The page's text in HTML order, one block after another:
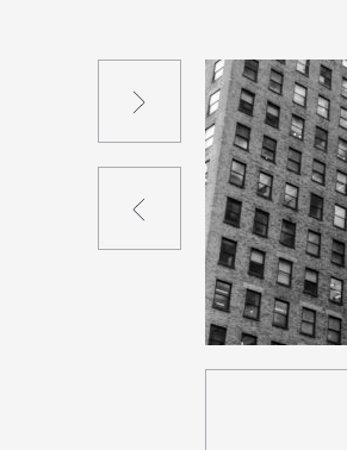
3
33
Suivant
Précédent